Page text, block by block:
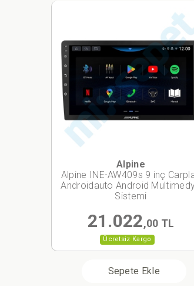
Ücretsiz Kargo
Alpine
Alpine INE-AW409s 9 inç
Androidauto Android
Sistemi
21.022,00 TL
Sepete Ekle